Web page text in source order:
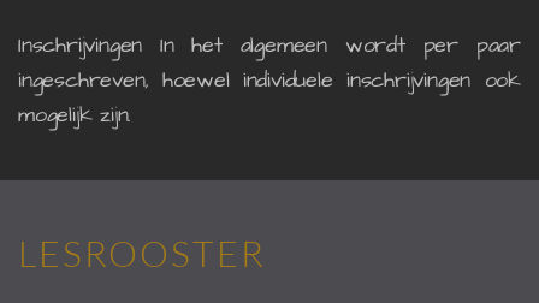
Inschrijvingen In het algemeen wordt per paar
ingeschreven, hoewel individuele inschrijvingen ook
mogelijk zijn.
LESROOSTER